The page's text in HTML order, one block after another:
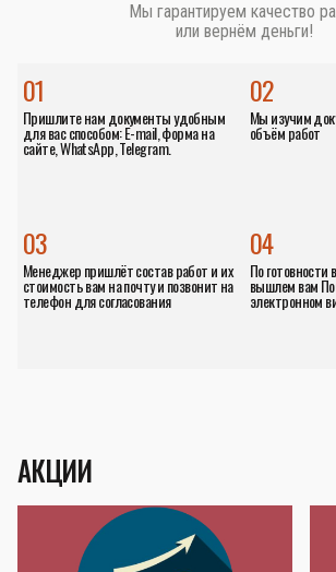
Мы гарантируем качество
или вернём деньги!
01
Пришлите нам документы удобным
для вас способом: E-mail, форма на
сайте, WhatsApp, Telegram.
02
Мы изучим
объём работ
04
По
вышлем вам
электронном
03
Менеджер пришлёт состав работ и их
стоимость вам на почту и позвонит на
телефон для согласования
АКЦИИ